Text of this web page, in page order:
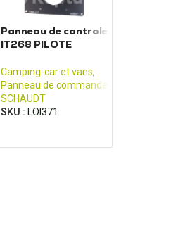
Panneau de controle
IT268 PILOTE
Camping-car et vans,
Panneau de commande
SCHAUDT
SKU : LOI371